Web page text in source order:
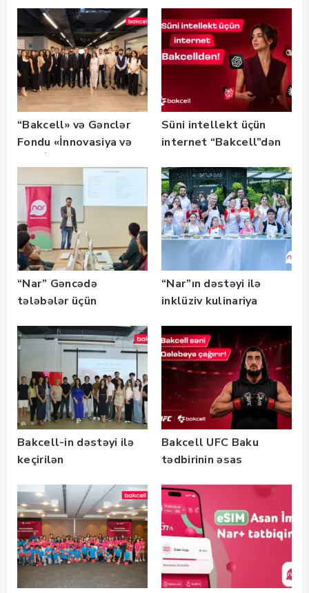
təqdim edilir
olub — FOTO
“Bakcell» və Gənclər
Fondu «İnnovasiya və
təqaüd proqramının
qalibləri ilə görüş
keçirib
Süni intellekt üçün
internet “Bakcell”dən
“Nar” Gəncədə
tələbələr üçün
təlimləri təşkil edib
“Nar”ın dəstəyi ilə
inklüziv kulinariya
keçirilib — Fotolar
Bakcell-in dəstəyi ilə
keçirilən
Bootcamp” başladı
Bakcell UFC Baku
tədbirinin əsas